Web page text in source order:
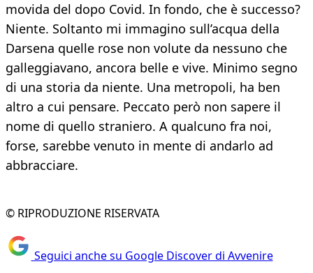
movida del dopo Covid. In fondo, che è successo?
Niente. Soltanto mi immagino sull’acqua della
Darsena quelle rose non volute da nessuno che
galleggiavano, ancora belle e vive. Minimo segno
di una storia da niente. Una metropoli, ha ben
altro a cui pensare. Peccato però non sapere il
nome di quello straniero. A qualcuno fra noi,
forse, sarebbe venuto in mente di andarlo ad
abbracciare.
© RIPRODUZIONE RISERVATA
Seguici anche su Google Discover di Avvenire